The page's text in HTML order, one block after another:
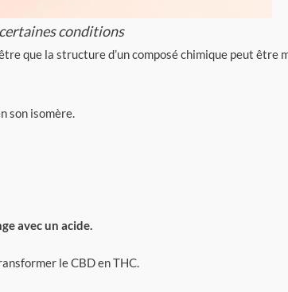
conditions
que la structure d’un composé chimique peut être
son isomère.
avec un acide.
le CBD en THC.